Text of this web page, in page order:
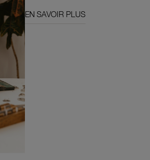
EN SAVOIR PLUS